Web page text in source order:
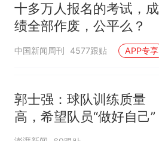
十多万人报名的考试，成
绩全部作废，公平么？
中国新闻周刊 4577跟贴 APP专享
郭士强：球队训练质量
高，希望队员“做好自己”